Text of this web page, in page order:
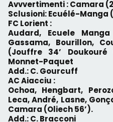
Avvvertimenti : Camara
Sclusioni: Ecuélé-Manga
FC Lorient :
Audard, Ecuele
Gassama, Bourillon,
(Jouffre 34’ Doukouré
Monnet-Paquet
Add.: C. Gourcuff
AC Aiacciu :
Ochoa, Hengbart,
Leca, André, Lasne,
Camara (Oliech 56’).
Add.: C. Bracconi